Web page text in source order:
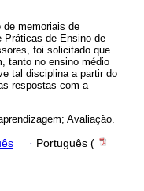
de memoriais de
Práticas de Ensino de
foi solicitado que
tanto no ensino médio
tal disciplina a partir do
respostas com a
Avaliação.
· Português (